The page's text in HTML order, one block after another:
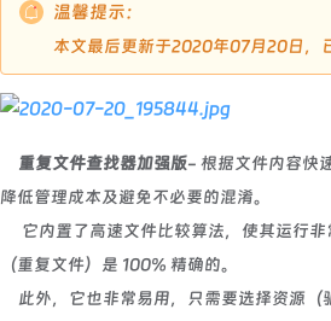
温馨提示：
本文最后更新于2020年07月20日，
重复文件查找器加强版- 根据文件内容快
降低管理成本及避免不必要的混淆。
它内置了高速文件比较算法，使其运行非
（重复文件）是 100% 精确的。
此外，它也非常易用，只需要选择资源